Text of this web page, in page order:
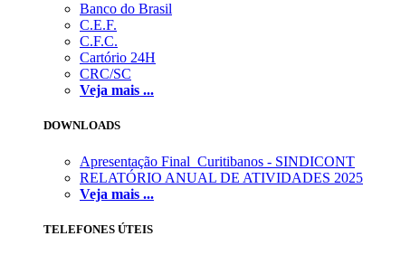
Banco do Brasil
C.E.F.
C.F.C.
Cartório 24H
CRC/SC
Veja mais ...
DOWNLOADS
Apresentação Final_Curitibanos - SINDICONT
RELATÓRIO ANUAL DE ATIVIDADES 2025
Veja mais ...
TELEFONES ÚTEIS